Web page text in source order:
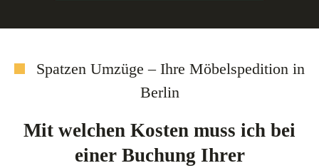
Spatzen Umzüge – Ihre Möbelspedition in
Berlin
Mit welchen Kosten muss ich bei
einer Buchung Ihrer